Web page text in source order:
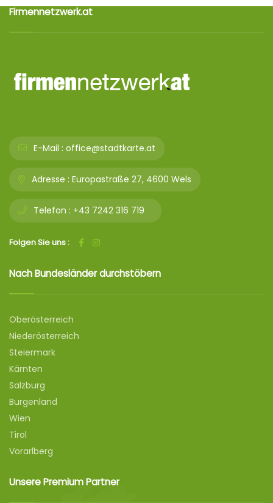
Firmennetzwerk.at
E-Mail : office@stadtkarte.at
Adresse : Europastraße 27, 4600 Wels
Telefon : +43 7242 316 719
Folgen Sie uns :
Nach Bundesländer durchstöbern
Oberösterreich
Niederösterreich
Steiermark
Kärnten
Salzburg
Burgenland
Wien
Tirol
Vorarlberg
Unsere Premium Partner